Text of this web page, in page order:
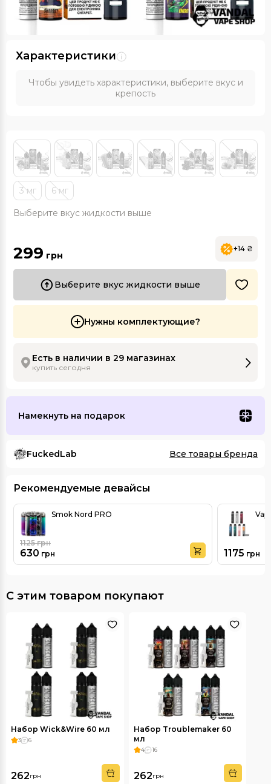
Характеристики
Чтобы увидеть характеристики, выберите вкус и
крепость
3 мг 6 мг
Выберите вкус жидкости выше
299 грн
+14 ₴
Выберите вкус жидкости выше
Нужны комплектующие?
Есть в наличии в 29 магазинах
купить сегодня
Намекнуть на подарок
FuckedLab Все товары бренда
Рекомендуемые девайсы
Smok Nord PRO
630 грн
1125грн
1175 грн
С этим товаром покупают
Набор Wick&Wire 60 мл
3 6
262грн
Набор Troublemaker 60
мл
4 16
262грн